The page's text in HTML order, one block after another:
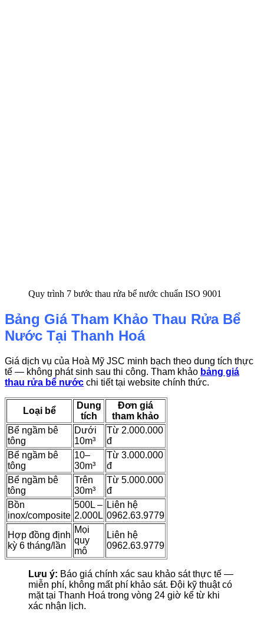
Quy trình 7 bước thau rửa bể nước chuẩn ISO 9001
Bảng Giá Tham Khảo Thau Rửa Bể
Nước Tại Thanh Hoá
Giá dịch vụ của Hoà Mỹ JSC minh bạch theo dung tích thực
tế — không phát sinh sau thi công. Tham khảo bảng giá
thau rửa bể nước chi tiết tại website chính thức.
Loại bể
Dung
tích
Đơn giá
tham khảo
Bể ngầm bê
tông
Dưới
10m³
Từ 2.000.000
đ
Bể ngầm bê
tông
10–
30m³
Từ 3.000.000
đ
Bể ngầm bê
tông
Trên
30m³
Từ 5.000.000
đ
Bồn
inox/composite
500L –
2.000L
Liên hệ
0962.63.9779
Hợp đồng định
kỳ 6 tháng/lần
Mọi
quy
mô
Liên hệ
0962.63.9779
Lưu ý: Báo giá chính xác sau khảo sát thực tế —
miễn phí, không mất phí khảo sát. Đội kỹ thuật có
mặt tại Thanh Hoá trong vòng 24 giờ kể từ khi
xác nhận lịch.